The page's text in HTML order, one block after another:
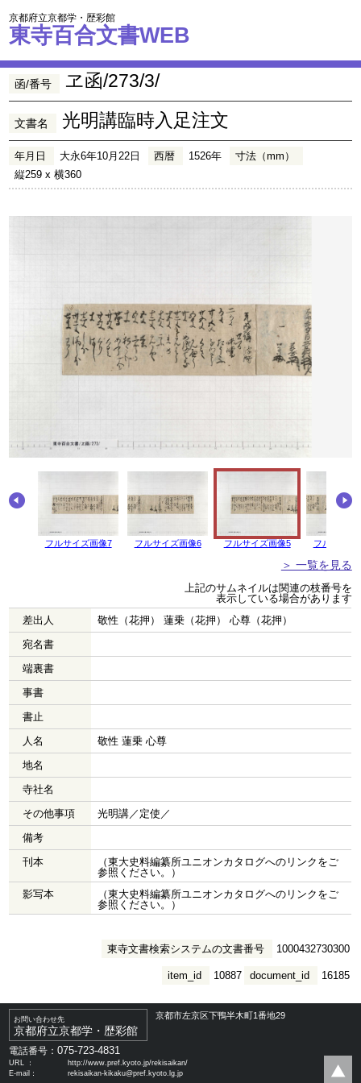
京都府立京都学・歴彩館
東寺百合文書WEB
函/番号 ヱ函/273/3/
文書名 光明講臨時入足注文
年月日 大永6年10月22日 西暦 1526年
寸法（mm）
縦259 x 横360
フルサイズ画像7 フルサイズ画像6 フルサイズ画像5 フルサイズ
＞ 一覧を見る
上記のサムネイルは関連の枝番号を
表示している場合があります
差出人
敬性（花押） 蓮乗（花押） 心尊（花押）
宛名書
端裏書
事書
書止
人名
敬性 蓮乗 心尊
地名
寺社名
その他事項
光明講／定使／
備考
刊本
（東大史料編纂所ユニオンカタログへのリンクをご
参照ください。）
影写本
（東大史料編纂所ユニオンカタログへのリンクをご
参照ください。）
東寺文書検索システムの文書番号 1000432730300
document_id 16185
item_id 10887
お問い合わせ先
京都府立京都学・歴彩館
京都市左京区下鴨半木町1番地29
電話番号：075-723-4831
URL ：
http://www.pref.kyoto.jp/rekisaikan/
E-mail：
rekisaikan-kikaku@pref.kyoto.lg.jp